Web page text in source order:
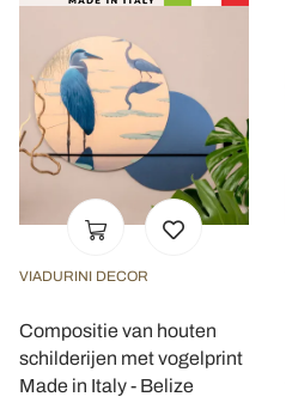
VIADURINI DECOR
Compositie van houten
schilderijen met vogelprint
Made in Italy - Belize